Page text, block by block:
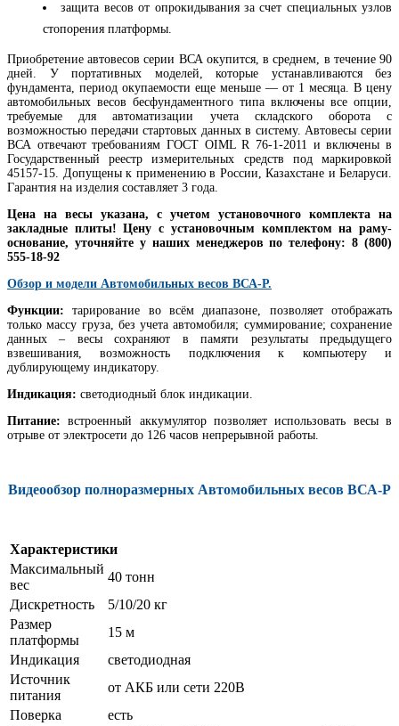
защита весов от опрокидывания за счет специальных узлов
стопорения платформы.
Приобретение автовесов серии ВСА окупится, в среднем, в течение 90
дней. У портативных моделей, которые устанавливаются без
фундамента, период окупаемости еще меньше — от 1 месяца. В цену
автомобильных весов бесфундаментного типа включены все опции,
требуемые для автоматизации учета складского оборота с
возможностью передачи стартовых данных в систему. Автовесы серии
ВСА отвечают требованиям ГОСТ OIML R 76-1-2011 и включены в
Государственный реестр измерительных средств под маркировкой
45157-15. Допущены к применению в России, Казахстане и Беларуси.
Гарантия на изделия составляет 3 года.
Цена на весы указана, с учетом установочного комплекта на
закладные плиты! Цену с установочным комплектом на раму-
основание, уточняйте у наших менеджеров по телефону: 8 (800)
555-18-92
Обзор и модели Автомобильных весов ВСА-Р.
Функции: тарирование во всём диапазоне, позволяет отображать
только массу груза, без учета автомобиля; суммирование; сохранение
данных – весы сохраняют в памяти результаты предыдущего
взвешивания, возможность подключения к компьютеру и
дублирующему индикатору.
Индикация: светодиодный блок индикации.
Питание: встроенный аккумулятор позволяет использовать весы в
отрыве от электросети до 126 часов непрерывной работы.
Видеообзор полноразмерных Автомобильных весов ВСА-Р
Характеристики
Максимальный
вес
40 тонн
Дискретность
5/10/20 кг
Размер
платформы
15 м
Индикация
светодиодная
Источник
питания
от АКБ или сети 220В
Поверка
есть